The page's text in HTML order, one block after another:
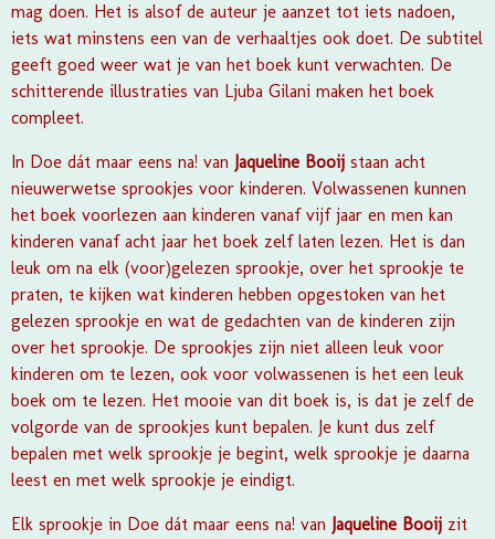
mag doen. Het is alsof de auteur je aanzet tot iets nadoen,
iets wat minstens een van de verhaaltjes ook doet. De subtitel
geeft goed weer wat je van het boek kunt verwachten. De
schitterende illustraties van Ljuba Gilani maken het boek
compleet.
In Doe dát maar eens na! van Jaqueline Booij staan acht
nieuwerwetse sprookjes voor kinderen. Volwassenen kunnen
het boek voorlezen aan kinderen vanaf vijf jaar en men kan
kinderen vanaf acht jaar het boek zelf laten lezen. Het is dan
leuk om na elk (voor)gelezen sprookje, over het sprookje te
praten, te kijken wat kinderen hebben opgestoken van het
gelezen sprookje en wat de gedachten van de kinderen zijn
over het sprookje. De sprookjes zijn niet alleen leuk voor
kinderen om te lezen, ook voor volwassenen is het een leuk
boek om te lezen. Het mooie van dit boek is, is dat je zelf de
volgorde van de sprookjes kunt bepalen. Je kunt dus zelf
bepalen met welk sprookje je begint, welk sprookje je daarna
leest en met welk sprookje je eindigt.
Elk sprookje in Doe dát maar eens na! van Jaqueline Booij zit